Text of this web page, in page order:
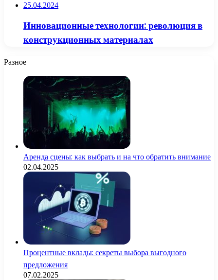
25.04.2024
Инновационные технологии: революция в
конструкционных материалах
Разное
Аренда сцены: как выбрать и на что обратить внимание
02.04.2025
Процентные вклады: секреты выбора выгодного
предложения
07.02.2025